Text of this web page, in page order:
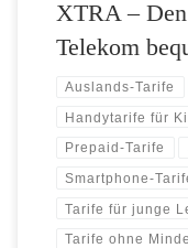
XTRA –
Telekom
Auslands-Tarife
Handytarife für
Prepaid-Tarife
Smartphone-
Tarife für junge
Tarife ohne